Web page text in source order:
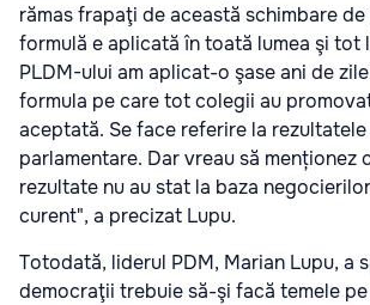
rămas frapaţi de această schimbare
formulă e aplicată în toată lumea şi tot
PLDM-ului am aplicat-o şase ani de
formula pe care tot colegii au
aceptată. Se face referire la
parlamentare. Dar vreau să menționez
rezultate nu au stat la baza
curent", a precizat Lupu.
Totodată, liderul PDM, Marian Lupu, a
democraţii trebuie să-şi facă temele pe